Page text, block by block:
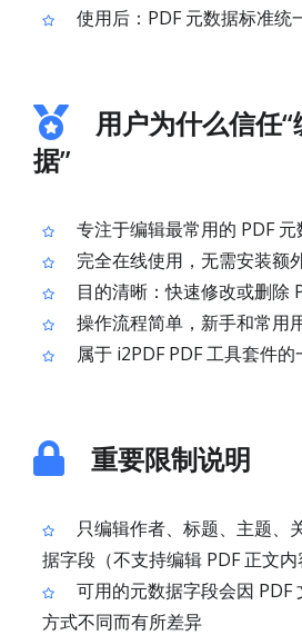
使用后：PDF 元数据标准统
用户为什么信任
据”
专注于编辑最常用的 PDF
完全在线使用，无需安装额
目的清晰：快速修改或删除
操作流程简单，新手和常用
属于 i2PDF PDF 工具套件的
重要限制说明
只编辑作者、标题、主题、
据字段（不支持编辑 PDF 正文内
可用的元数据字段会因 PDF
方式不同而有所差异